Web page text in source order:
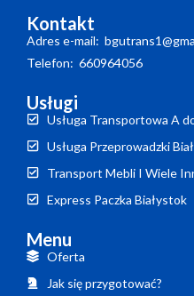
Kontakt
Adres e-mail:
Telefon: 660964056
Usługi
Usługa Transportowa A
Usługa Przeprowadzki
Transport Mebli I Wiele
Express Paczka Białystok
Menu
Oferta
Jak się przygotować?